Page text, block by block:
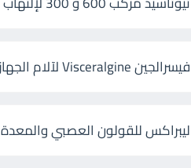
فيسرالجين Visceralgine لآلام الجهاز الهضمى
ليبراكس للقولون العصبي والمعدة